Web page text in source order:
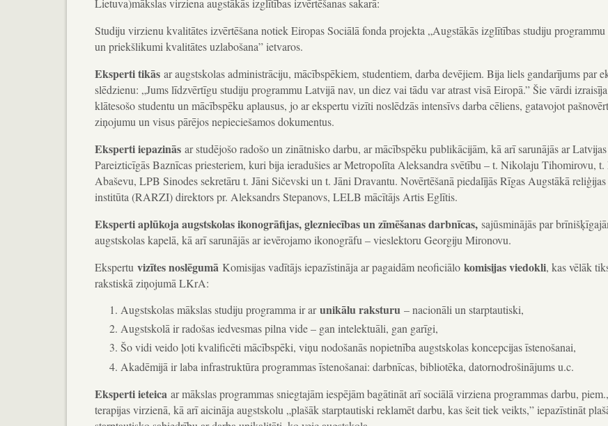
Studiju virzienu kvalitātes izvērtēšana notiek Eiropas Sociālā fonda projekta „Augstākās izglītības studiju programmu
un priekšlikumi kvalitātes uzlabošana” ietvaros.
Eksperti tikāsar augstskolas administrāciju, mācībspēkiem, studentiem, darba devējiem. Bija liels gandarījums par
slēdzienu: „Jums līdzvērtīgu studiju programmu Latvijā nav, un diez vai tādu var atrast visā Eiropā.” Šie vārdi
klātesošo studentu un mācībspēku aplausus, jo ar ekspertu vizīti noslēdzās intensīvs darba cēliens, gatavojot
ziņojumu un visus pārējos nepieciešamos dokumentus.
Eksperti iepazinās ar studējošo radošo un zinātnisko darbu, ar mācībspēku publikācijām, kā arī sarunājās ar Latvijas
Pareizticīgās Baznīcas priesteriem, kuri bija ieradušies ar Metropolīta Aleksandra svētību – t. Nikolaju Tihomirovu,
Abaševu, LPB Sinodes sekretāru t. Jāni Sičevski un t. Jāni Dravantu. Novērtēšanā piedalījās Rīgas Augstākā
institūta (RARZI) direktors pr. Aleksandrs Stepanovs, LELB mācītājs Artis Eglītis.
Eksperti aplūkoja augstskolas ikonogrāfijas, glezniecības un zīmēšanas darbnīcas, sajūsminājās par
augstskolas kapelā, kā arī sarunājās ar ievērojamo ikonogrāfu – vieslektoru Georgiju Mironovu.
Ekspertuvizītes noslēgumā Komisijas vadītājs iepazīstināja ar pagaidām neoficiālokomisijas viedokli, kas vēlāk
rakstiskā ziņojumā LKrA:
Augstskolas mākslas studiju programma ir arunikālu raksturu – nacionāli un starptautiski,
Augstskolā ir radošas iedvesmas pilna vide – gan intelektuāli, gan garīgi,
Šo vidi veido ļoti kvalificēti mācībspēki, viņu nodošanās nopietnība augstskolas koncepcijas īstenošanai,
Akadēmijā ir laba infrastruktūra programmas īstenošanai: darbnīcas, bibliotēka, datornodrošinājums u.c.
Eksperti ieteica ar mākslas programmas sniegtajām iespējām bagātināt arī sociālā virziena programmas darbu,
terapijas virzienā, kā arī aicināja augstskolu „plašāk starptautiski reklamēt darbu, kas šeit tiek veikts,” iepazīstināt